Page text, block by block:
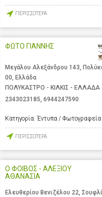
ΠΕΡΙΣΣΟΤΕΡΑ
ΦΩΤΟ ΓΙΑΝΝΗΣ
Μεγάλου Αλεξάνδρου 143,
00, Ελλάδα
ΠΟΛΥΚΑΣΤΡΟ - ΚΙΛΚΙΣ - ΕΛΛΑΔΑ
2343023185, 6944247590
Κατηγορία: Έντυπα / Φωτογραφεία
ΠΕΡΙΣΣΟΤΕΡΑ
Ο ΦΟΙΒΟΣ - ΑΛΕΞΙΟΥ
ΑΘΑΝΑΣΙΑ
Ελευθερίου Βενιζέλου 22,